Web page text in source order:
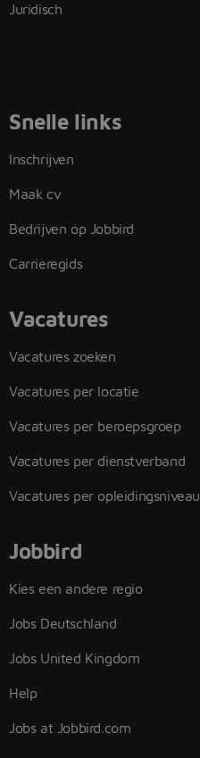
Juridisch
Snelle links
Inschrijven
Maak cv
Bedrijven op Jobbird
Carrieregids
Vacatures
Vacatures zoeken
Vacatures per locatie
Vacatures per beroepsgroep
Vacatures per dienstverband
Vacatures per opleidingsniveau
Jobbird
Kies een andere regio
Jobs Deutschland
Jobs United Kingdom
Help
Jobs at Jobbird.com